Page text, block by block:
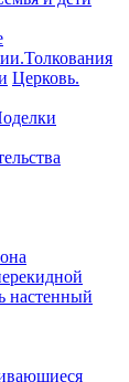
Церковь.
настенный